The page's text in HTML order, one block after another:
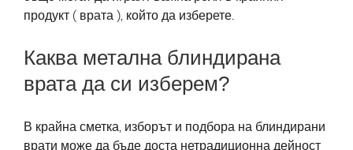
продукт ( врата ), който да изберете.
Каква метална блиндирана
врата да си изберем?
В крайна сметка, изборът и подбора на блиндирани
врати може да бъде доста нетрадиционна дейност